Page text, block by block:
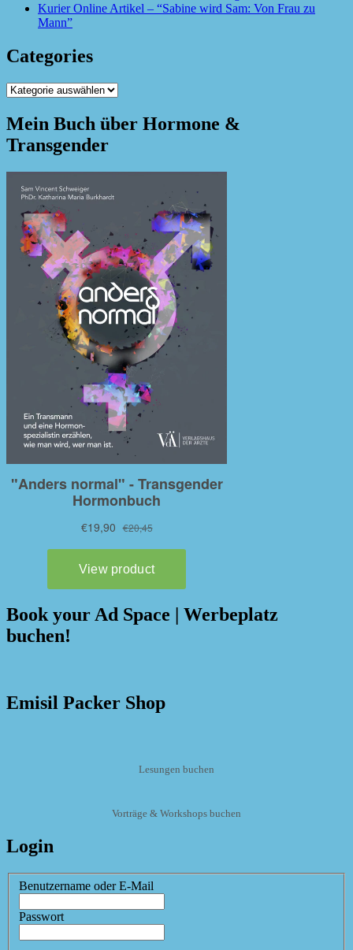
Kurier Online Artikel – “Sabine wird Sam: Von Frau zu
Mann”
Categories
Categories
Mein Buch über Hormone &
Transgender
Book your Ad Space | Werbeplatz
buchen!
Emisil Packer Shop
Lesungen buchen
Vorträge & Workshops buchen
Login
Benutzername oder E-Mail
Passwort